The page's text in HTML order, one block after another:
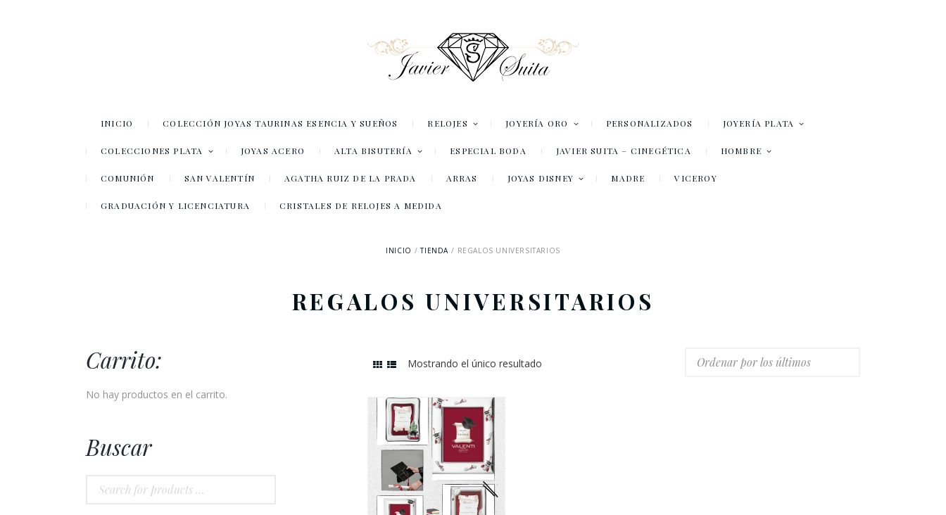
INICIO COLECCIÓN JOYAS TAURINAS ESENCIA Y SUEÑOS RELOJES JOYERÍA ORO PERSONALIZADOS JOYERÍA PLATA
COLECCIONES PLATA JOYAS ACERO ALTA BISUTERÍA ESPECIAL BODA JAVIER SUITA – CINEGÉTICA HOMBRE
COMUNIÓN SAN VALENTÍN AGATHA RUIZ DE LA PRADA ARRAS JOYAS DISNEY MADRE VICEROY
GRADUACIÓN Y LICENCIATURA CRISTALES DE RELOJES A MEDIDA
INICIO TIENDA REGALOS UNIVERSITARIOS
REGALOS UNIVERSITARIOS
Mostrando el único resultado
Carrito:
No hay productos en el carrito.
Buscar